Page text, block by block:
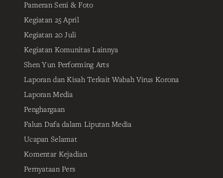
Pameran Seni & Foto
Kegiatan 25 April
Kegiatan 20 Juli
Kegiatan Komunitas Lainnya
Shen Yun Performing Arts
Laporan dan Kisah Terkait Wabah Virus Korona
Laporan Media
Penghargaan
Falun Dafa dalam Liputan Media
Ucapan Selamat
Komentar Kejadian
Pernyataan Pers